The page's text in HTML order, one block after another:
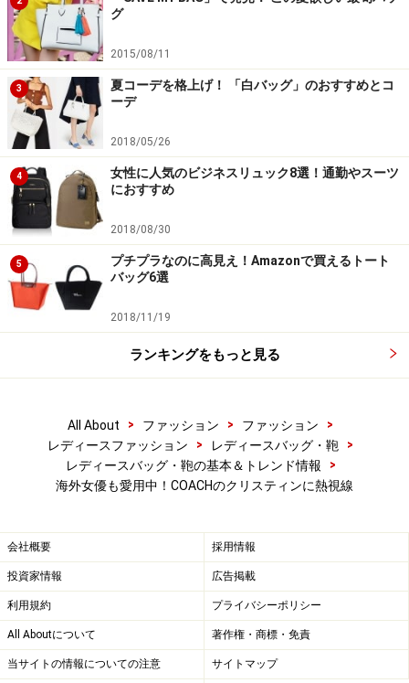
グ
2015/08/11
3
夏コーデを格上げ！ 「白バッグ」のおすすめとコ
ーデ
2018/05/26
4
女性に人気のビジネスリュック8選！通勤やスーツ
におすすめ
2018/08/30
5
プチプラなのに高見え！Amazonで買えるトート
バッグ6選
2018/11/19
ランキングをもっと見る
All About > ファッション > ファッション
>
レディースファッション
> レディースバッグ・鞄
>
レディースバッグ・鞄の基本＆トレンド情報
>
海外女優も愛用中！COACHのクリスティンに熱視線
会社概要 採用情報
投資家情報 広告掲載
利用規約 プライバシーポリシー
All Aboutについて 著作権・商標・免責
当サイトの情報についての注意 サイトマップ